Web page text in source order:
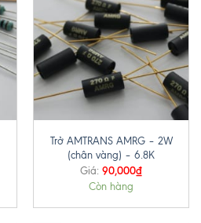
Trở AMTRANS AMRG – 2W
(chân vàng) – 6.8K
Giá: 90,000₫
Còn hàng